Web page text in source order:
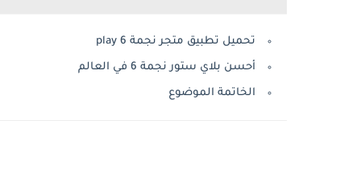
تحميل تطبيق متجر نجمة 6 play
أحسن بلاي ستور نجمة 6 في العالم
الخاتمة الموضوع